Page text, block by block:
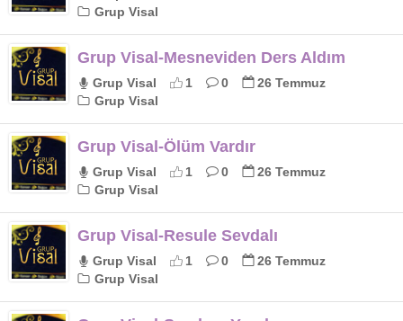
Grup Visal
Grup Visal-Mesneviden Ders Aldım
Grup Visal 1 0
26 Temmuz
Grup Visal
Grup Visal-Ölüm Vardır
Grup Visal 1 0
26 Temmuz
Grup Visal
Grup Visal-Resule Sevdalı
Grup Visal 1 0
26 Temmuz
Grup Visal